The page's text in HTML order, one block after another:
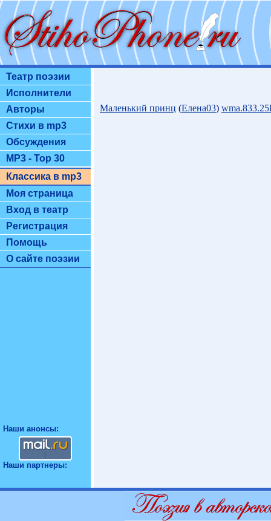
Театр поэзии
Исполнители
Авторы
Стихи в mp3
Обсуждения
MP3 - Top 30
Классика в mp3
Моя страница
Вход в театр
Регистрация
Помощь
О сайте поэзии
Наши анонсы:
Наши партнеры:
Маленький принц (Елена03)